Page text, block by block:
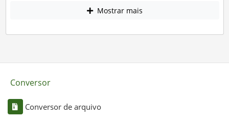
Mostrar mais
Conversor
Conversor de arquivo